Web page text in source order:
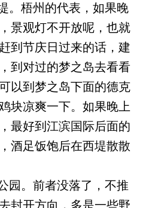
。梧州的代表，如果晚
景观灯不开放呢，也就
到节庆日过来的话，建
到对过的梦之岛去看看
以到梦之岛下面的德克
块凉爽一下。如果晚上
最好到江滨国际后面的
酒足饭饱后在西堤散散
园。前者没落了，不推
封开方向，多是一些野